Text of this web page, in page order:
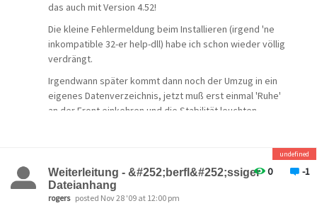
das auch mit Version 4.52!
Die kleine Fehlermeldung beim Installieren (irgend 'ne
inkompatible 32-er help-dll) habe ich schon wieder völlig
verdrängt.
Irgendwann später kommt dann noch der Umzug in ein
eigenes Datenverzeichnis, jetzt muß erst einmal 'Ruhe'
an der Front einkehren und die Stabilität leuchten.
mit längst vergessenen / vergrabenen Passwörtern &
Anhieb wieder funktionierten; das 180MB große Archiv
auch...
0 -1
undefined
Weiterleitung - &#252;berfl&#252;ssiger
Dateianhang
rogers posted Nov 28 '09 at 12:00 pm